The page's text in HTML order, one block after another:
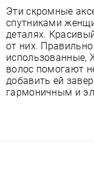
Эти скромные
спутниками
деталях.
от них.
использованные,
волос помогают
добавить ей
гармоничным и